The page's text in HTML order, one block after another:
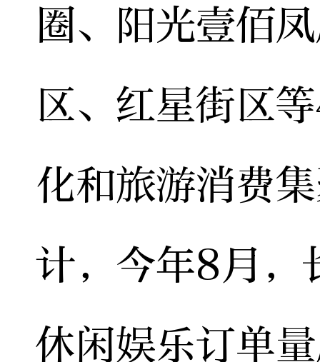
圈、阳光壹佰
区、红星街区
化和旅游消费
计，今年8月，
休闲娱乐订单